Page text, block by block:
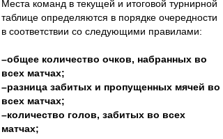
Места команд в текущей и итоговой турнирной
таблице определяются в порядке очередности
в соответствии со следующими правилами:
–общее количество очков, набранных во
всех матчах;
–разница забитых и пропущенных мячей во
всех матчах;
–количество голов, забитых во всех
матчах;